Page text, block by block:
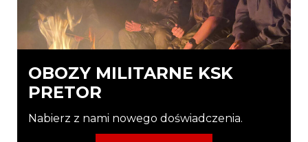
OBOZY MILITARNE KSK
PRETOR
Nabierz z nami nowego doświadczenia.